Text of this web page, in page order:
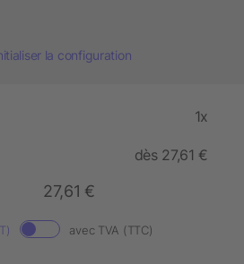
la configuration
1x
dès 27,61 €
27,61 €
avec TVA (TTC)